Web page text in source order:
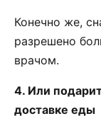
Конечно же,
разрешено
врачом.
4. Или
доставке еды